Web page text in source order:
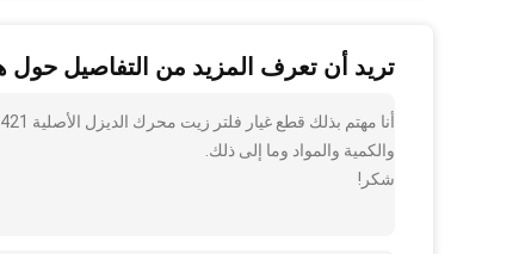
تريد أن تعرف المزيد من التفاصيل حول
والكمية والمواد وما إلى ذلك.
شكر!